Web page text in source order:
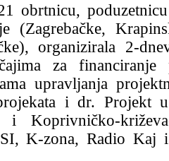
obrtnicu,
(Zagrebačke,
organizirala 2-
za financiranje
upravljanja
i dr. Projekt
i Koprivničko-
K-zona, Radio Kaj